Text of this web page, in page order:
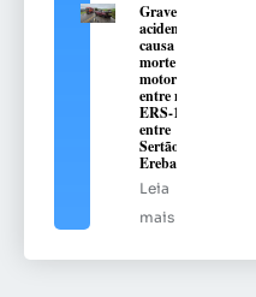
Grave
acidente
causa
morte de
motorista
entre na
ERS-135,
entre
Sertão e
Erebango
Leia
mais